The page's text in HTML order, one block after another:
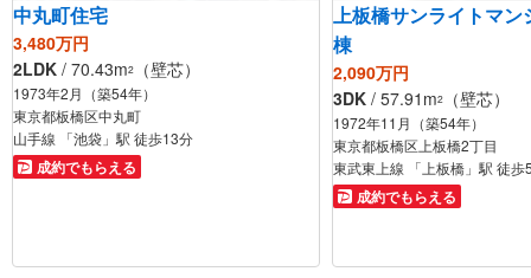
中丸町住宅
3,480万円
2LDK / 70.43m2 （壁芯）
1973年2月（築54年）
東京都板橋区中丸町
山手線 「池袋」駅 徒歩13分
成約でもらえる
上板橋サンライトマ
棟
2,090万円
3DK / 57.91m2 （壁芯）
1972年11月（築54年）
東京都板橋区上板橋2丁目
東武東上線 「上板橋」駅 徒歩
成約でもらえる